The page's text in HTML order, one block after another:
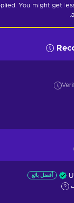
You might get
أفضل بائع